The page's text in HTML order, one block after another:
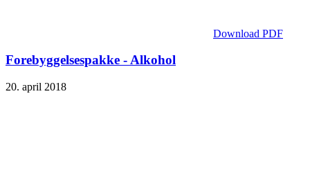
Download PDF
Forebyggelsespakke - Alkohol
20. april 2018